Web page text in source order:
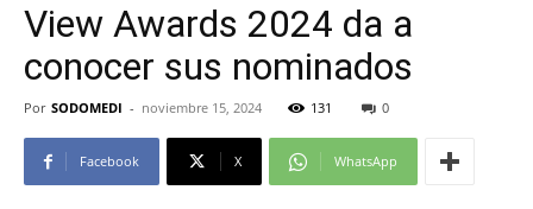
View Awards 2024 da a
conocer sus nominados
Por SODOMEDI - noviembre 15, 2024 131 0
Facebook X WhatsApp